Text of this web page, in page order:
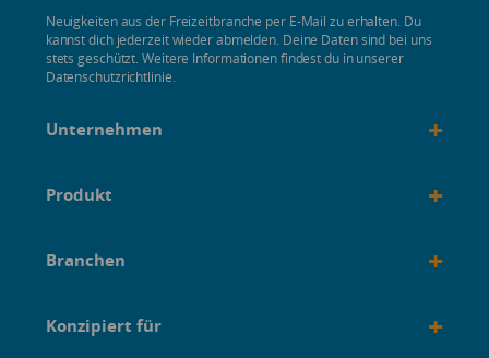
Neuigkeiten aus der Freizeitbranche per E-Mail zu erhalten. Du
kannst dich jederzeit wieder abmelden. Deine Daten sind bei uns
stets geschützt. Weitere Informationen findest du in unserer
Datenschutzrichtlinie.
Unternehmen +
Produkt +
Branchen +
Konzipiert für +